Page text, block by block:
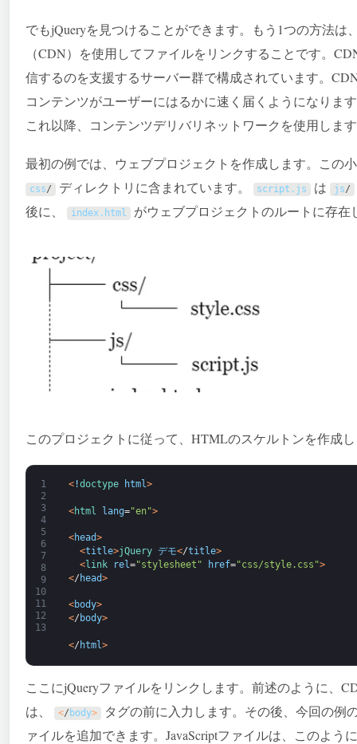
でもjQueryを見つけることができます。もう1つの方法は
（CDN）を使用してファイルをリンクすることです。
信するのを支援するサーバー群で構成されています。
コンテンツがユーザーにはるかに速く届くようになりま
これ以降、コンテンツデリバリネットワークを使用しま
最初の例では、ウェブプロジェクトを作成します。この
css/ ディレクトリに含まれています。 script . js は js/
後に、
index. html がウェブプロジェクトのルートに存在
このプロジェクトに従って、HTMLのスケルトンを作成
1
2
3
4
5
6
7
8
9
10
11
12
13
<!doctype html>
<html lang="en">
<head>
<title>jQuery デモ</title>
<link rel="stylesheet" href="css/style.css">
</ head>
<body>
</ body>
</ html >
ここにjQueryファイルをリンクします。前述のように、
は、
</ body>
タグの前に入力します。その後、今回の例
ァイルを追加できます。JavaScriptファイルは、このよう